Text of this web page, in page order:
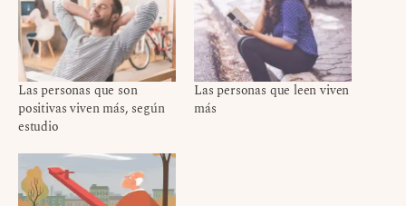
Las personas que son
positivas viven más, según
estudio
Las personas que leen viven
más